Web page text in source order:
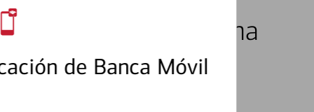
de Banca Móvil
7 días de la semana